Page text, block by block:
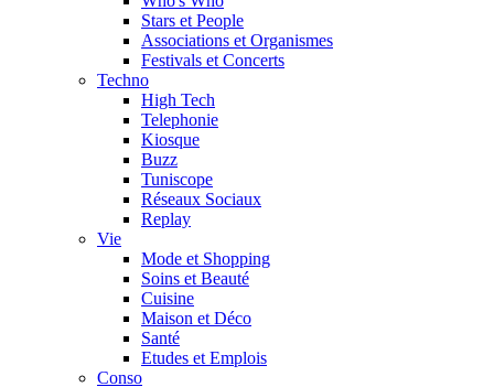
Stars et People
Associations et Organismes
Festivals et Concerts
Techno
High Tech
Telephonie
Kiosque
Buzz
Tuniscope
Réseaux Sociaux
Replay
Vie
Mode et Shopping
Soins et Beauté
Cuisine
Maison et Déco
Santé
Etudes et Emplois
Conso